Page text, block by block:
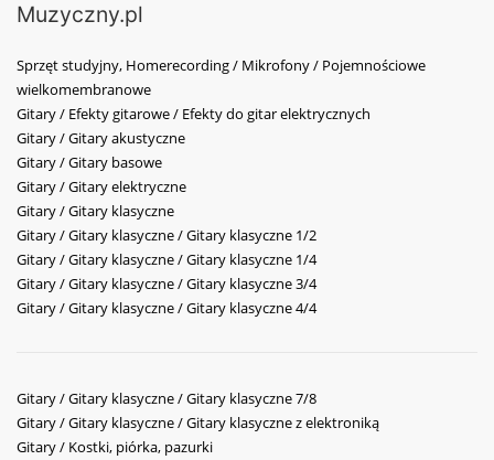
Muzyczny.pl
Sprzęt studyjny, Homerecording / Mikrofony / Pojemnościowe
wielkomembranowe
Gitary / Efekty gitarowe / Efekty do gitar elektrycznych
Gitary / Gitary akustyczne
Gitary / Gitary basowe
Gitary / Gitary elektryczne
Gitary / Gitary klasyczne
Gitary / Gitary klasyczne / Gitary klasyczne 1/2
Gitary / Gitary klasyczne / Gitary klasyczne 1/4
Gitary / Gitary klasyczne / Gitary klasyczne 3/4
Gitary / Gitary klasyczne / Gitary klasyczne 4/4
Gitary / Gitary klasyczne / Gitary klasyczne 7/8
Gitary / Gitary klasyczne / Gitary klasyczne z elektroniką
Gitary / Kostki, piórka, pazurki